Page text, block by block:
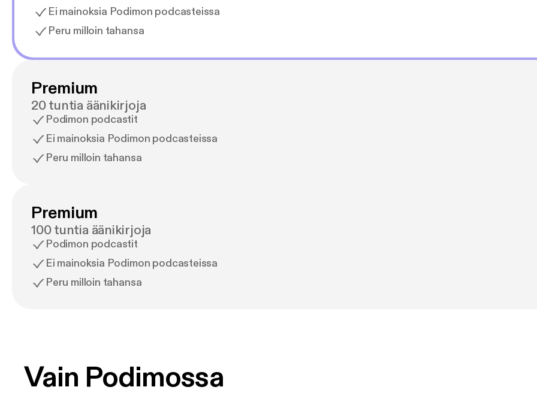
Ei mainoksia Podimon podcasteissa
Peru milloin tahansa
Premium
20 tuntia äänikirjoja
Podimon podcastit
Ei mainoksia Podimon podcasteissa
Peru milloin tahansa
Premium
100 tuntia äänikirjoja
Podimon podcastit
Ei mainoksia Podimon podcasteissa
Peru milloin tahansa
Vain Podimossa